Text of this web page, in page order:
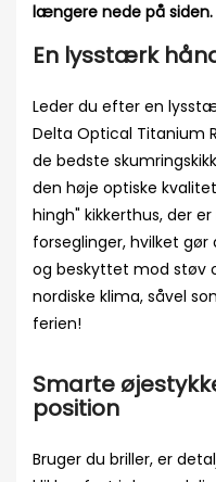
længere nede på siden.
En lysstærk
Leder du efter en
Delta Optical Titanium
de bedste
den høje optiske
hingh" kikkerthus, der
forseglinger, hvilket
og beskyttet mod støv
nordiske klima, såvel
ferien!
Smarte
position
Bruger du briller, er